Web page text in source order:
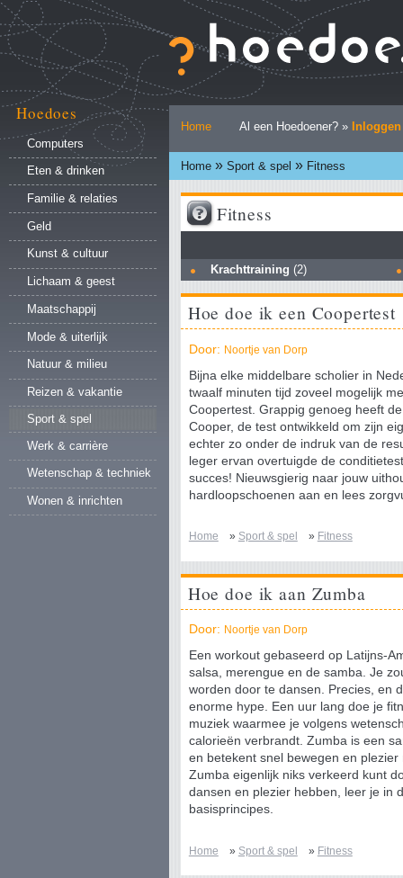
naar
inhoud.
Ga
naar
navigatie
Persoonlijke
hulpmiddelen
Home Al een Hoedoener? » Inloggen
Home » Sport & spel » Fitness
Hoedoes
Computers
Eten & drinken
Familie & relaties
Geld
Kunst & cultuur
Lichaam & geest
Maatschappij
Mode & uiterlijk
Natuur & milieu
Reizen & vakantie
Sport & spel
Werk & carrière
Wetenschap & techniek
Wonen & inrichten
Fitness
Krachttraining (2)
Hoe doe ik een Coopertest
Door: Noortje van Dorp
Bijna elke middelbare scholier in
twaalf minuten tijd zoveel mogelijk
Coopertest. Grappig genoeg heeft
Cooper, de test ontwikkeld om zijn
echter zo onder de indruk van de
leger ervan overtuigde de
succes! Nieuwsgierig naar jouw
hardloopschoenen aan en lees
Home » Sport & spel » Fitness
Hoe doe ik aan Zumba
Door: Noortje van Dorp
Een workout gebaseerd op Latijns-
salsa, merengue en de samba. Je
worden door te dansen. Precies, en
enorme hype. Een uur lang doe je
muziek waarmee je volgens
calorieën verbrandt. Zumba is een
en betekent snel bewegen en
Zumba eigenlijk niks verkeerd kunt
dansen en plezier hebben, leer je in
basisprincipes.
Home » Sport & spel » Fitness